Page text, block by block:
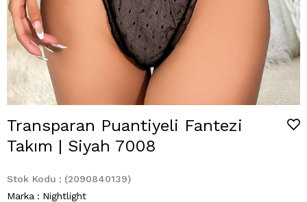
Transparan Puantiyeli Fantezi
Takım | Siyah 7008
Stok Kodu
(2090840139)
Marka : Nightlight